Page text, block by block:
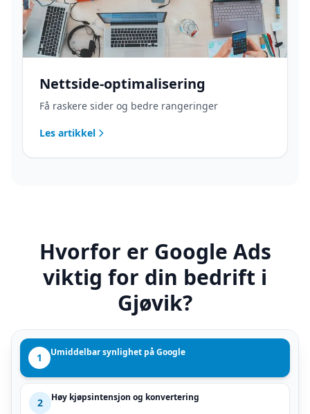
Nettside-optimalisering
Få raskere sider og bedre rangeringer
Les artikkel
Hvorfor er Google Ads
viktig for din bedrift i
Gjøvik?
1 Umiddelbar synlighet på Google
2 Høy kjøpsintensjon og konvertering